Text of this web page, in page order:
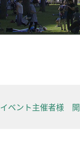
イベント主催者様